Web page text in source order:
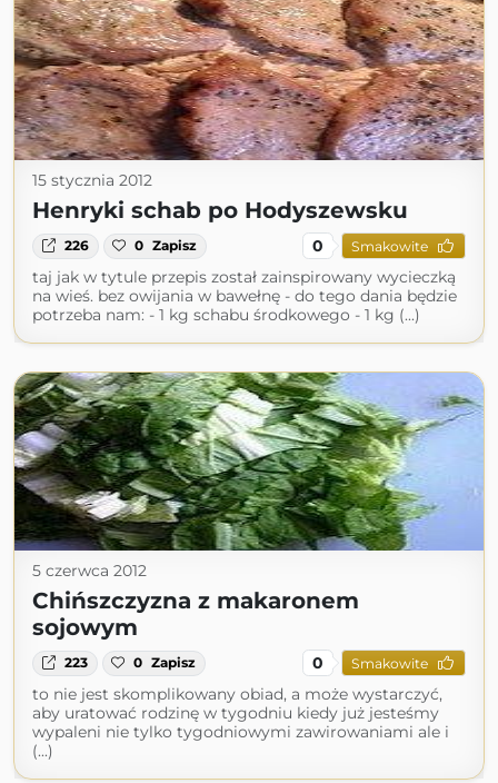
15 stycznia 2012
Henryki schab po Hodyszewsku
226 0 Zapisz 0 Smakowite
taj jak w tytule przepis został zainspirowany wycieczką
na wieś. bez owijania w bawełnę - do tego dania będzie
potrzeba nam: - 1 kg schabu środkowego - 1 kg (...)
5 czerwca 2012
Chińszczyzna z makaronem
sojowym
223 0 Zapisz 0 Smakowite
to nie jest skomplikowany obiad, a może wystarczyć,
aby uratować rodzinę w tygodniu kiedy już jesteśmy
wypaleni nie tylko tygodniowymi zawirowaniami ale i
(...)